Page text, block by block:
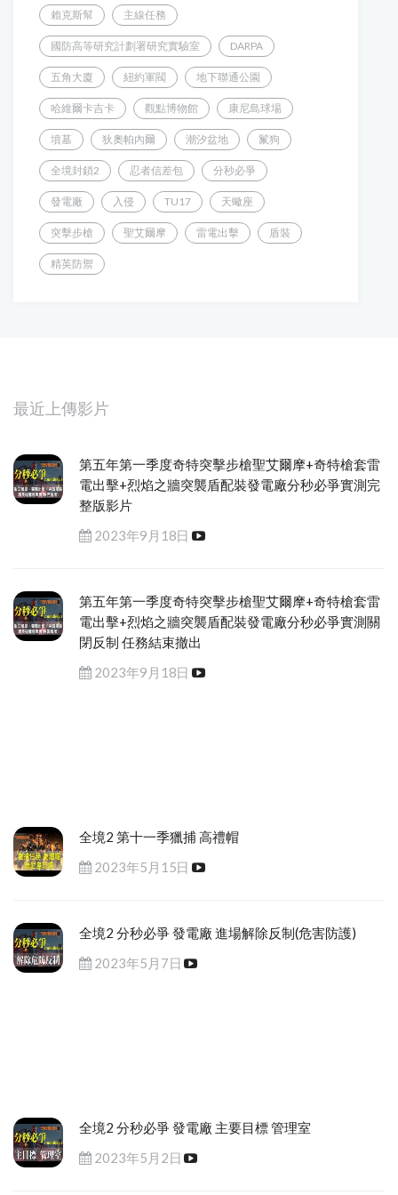
賴克斯幫 主線任務
國防高等研究計劃署研究實驗室 DARPA
五角大廈 紐約軍閥 地下聯通公園
哈維爾卡吉卡 觀點博物館 康尼島球場
墳墓 狄奧帕內爾 潮汐盆地 鬣狗
全境封鎖2 忍者信差包 分秒必爭
發電廠 入侵 TU17 天蠍座
突擊步槍 聖艾爾摩 雷電出擊 盾裝
精英防禦
最近上傳影片
第五年第一季度奇特突擊步槍聖艾爾摩+奇特槍套雷
電出擊+烈焰之牆突襲盾配裝發電廠分秒必爭實測完
整版影片
2023年9月18日
第五年第一季度奇特突擊步槍聖艾爾摩+奇特槍套雷
電出擊+烈焰之牆突襲盾配裝發電廠分秒必爭實測關
閉反制 任務結束撤出
2023年9月18日
全境2 第十一季獵捕 高禮帽
2023年5月15日
全境2 分秒必爭 發電廠 進場解除反制(危害防護)
2023年5月7日
全境2 分秒必爭 發電廠 主要目標 管理室
2023年5月2日